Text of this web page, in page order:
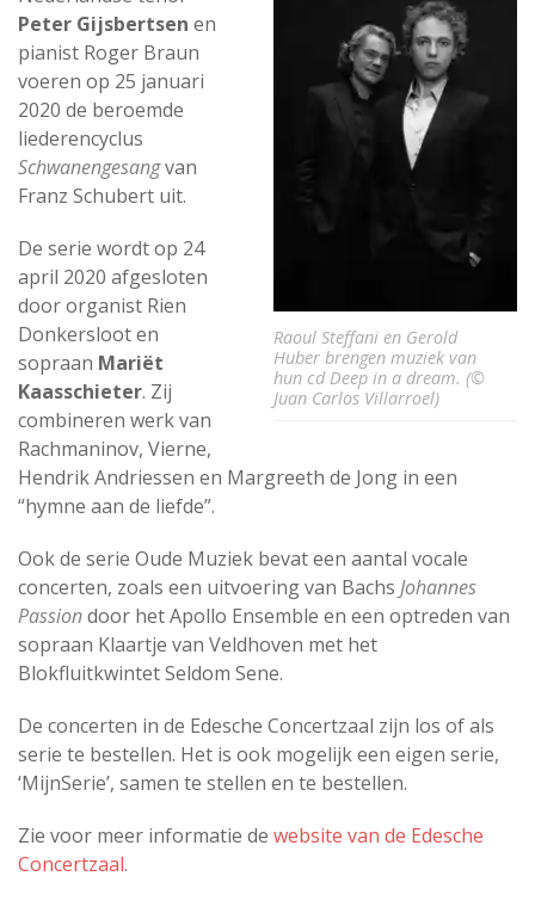
Raoul Steffani en Gerold
Huber brengen muziek van
hun cd Deep in a dream. (©
Juan Carlos Villarroel)
Peter Gijsbertsen en
pianist Roger Braun
voeren op 25 januari
2020 de beroemde
liederencyclus
Schwanengesangvan
Franz Schubert uit.
De serie wordt op 24
april 2020 afgesloten
door organist Rien
Donkersloot en
sopraan Mariët
Kaasschieter. Zij
combineren werk van
Rachmaninov, Vierne,
Hendrik Andriessen en Margreeth de Jong in een
“hymne aan de liefde”.
Ook de serie Oude Muziek bevat een aantal vocale
concerten, zoals een uitvoering van Bachs Johannes
Passiondoor het Apollo Ensemble en een optreden van
sopraan Klaartje van Veldhoven met het
Blokfluitkwintet Seldom Sene.
De concerten in de Edesche Concertzaal zijn los of als
serie te bestellen. Het is ook mogelijk een eigen serie,
‘MijnSerie’, samen te stellen en te bestellen.
Zie voor meer informatie de website van de Edesche
Concertzaal.